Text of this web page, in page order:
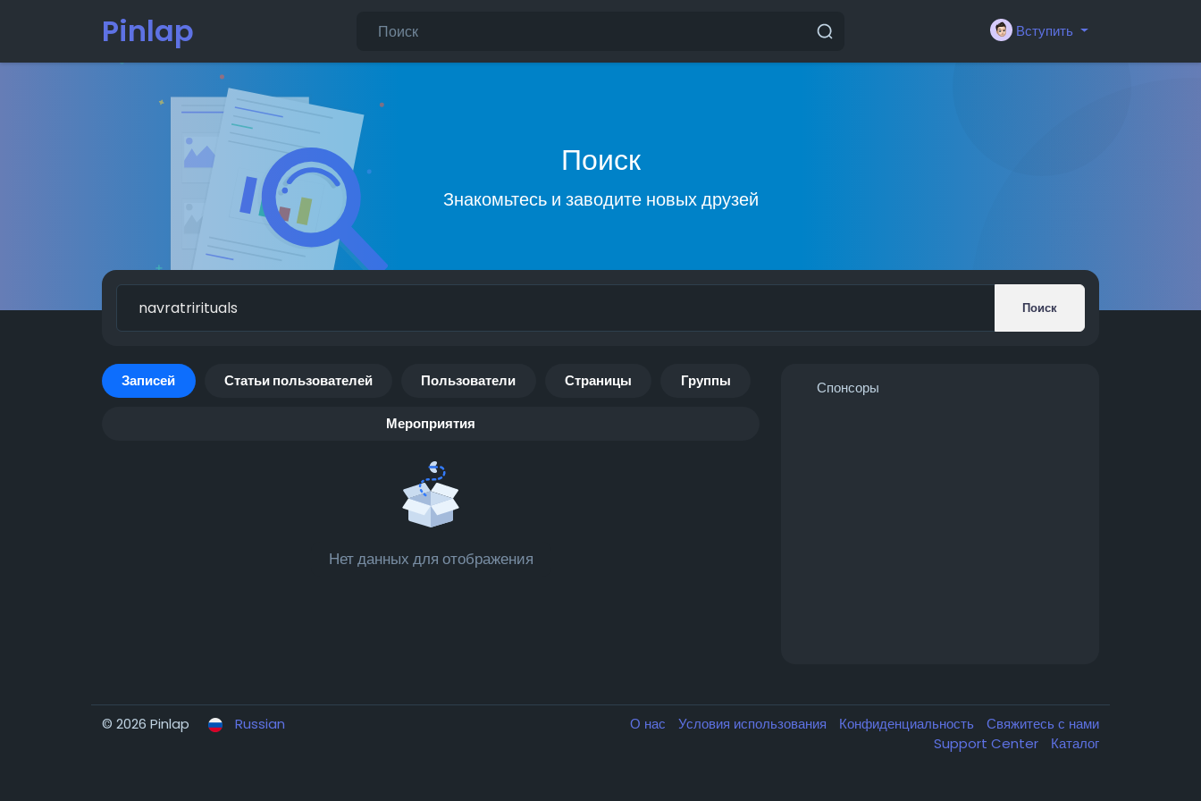
Pinlap Вступить
Поиск
Знакомьтесь и заводите новых друзей
Поиск
Записей Статьи пользователей Пользователи Страницы Группы
Мероприятия
Нет данных для отображения
Спонсоры
© 2026 Pinlap Russian О нас Условия использования Конфиденциальность
Свяжитесь с нами
Support Center
Каталог